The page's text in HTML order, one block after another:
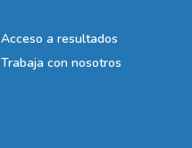
Acceso a resultados
Trabaja con nosotros